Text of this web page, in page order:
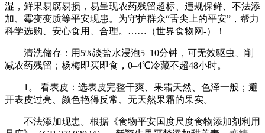
湿，鲜果易腐易损，易呈现农药残留超标、违规保鲜、不法添
加、霉变变质等平安现患。为守护群众“舌尖上的平安”，帮力
科学选购、安心食用、合理。……（世界食物网-）！
清洗储存：用5%淡盐水浸泡5–10分钟，可无效驱虫、削
减农药残留；杨梅即买即食，0–4℃冷藏不超48小时。
1。 看表皮：选表皮完整干爽、果霜天然、色泽一般；避
开表皮过亮、颜色艳得反常、无天然果霜的果实。
不法添加现患。根据《食物平安国度尺度食物添加剂利用